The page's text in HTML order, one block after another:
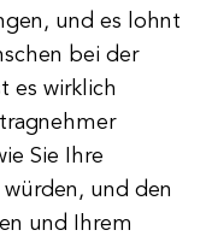
und es lohnt
bei der
es wirklich
Sie Ihre
und den
und Ihrem